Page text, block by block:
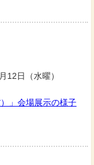
日（水曜）
」会場展示の様子